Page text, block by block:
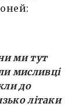
ми тут
мисливці
до
літаки